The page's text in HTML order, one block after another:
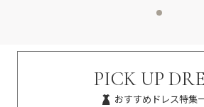
PICK UP
おすすめドレス特集